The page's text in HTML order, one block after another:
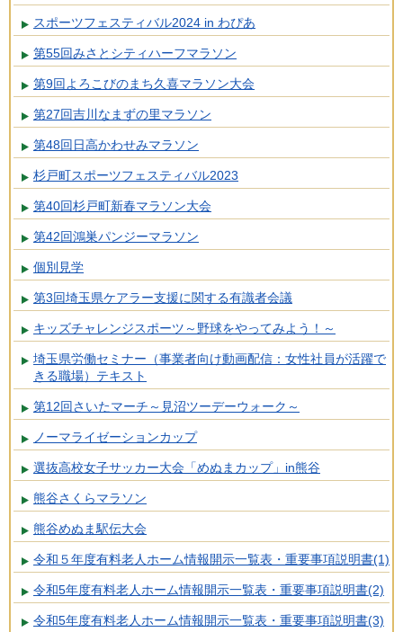
スポーツフェスティバル2024 in わぴあ
第55回みさとシティハーフマラソン
第9回よろこびのまち久喜マラソン大会
第27回吉川なまずの里マラソン
第48回日高かわせみマラソン
杉戸町スポーツフェスティバル2023
第40回杉戸町新春マラソン大会
第42回鴻巣パンジーマラソン
個別見学
第3回埼玉県ケアラー支援に関する有識者会議
キッズチャレンジスポーツ～野球をやってみよう！～
埼玉県労働セミナー（事業者向け動画配信：女性社員が活躍で
きる職場）テキスト
第12回さいたマーチ～見沼ツーデーウォーク～
ノーマライゼーションカップ
選抜高校女子サッカー大会「めぬまカップ」in熊谷
熊谷さくらマラソン
熊谷めぬま駅伝大会
令和５年度有料老人ホーム情報開示一覧表・重要事項説明書(1)
令和5年度有料老人ホーム情報開示一覧表・重要事項説明書(2)
令和5年度有料老人ホーム情報開示一覧表・重要事項説明書(3)